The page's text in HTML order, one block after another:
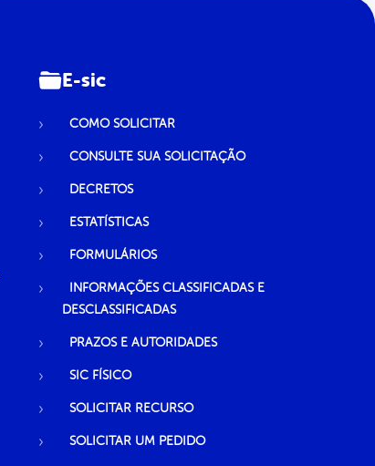
E-sic
COMO SOLICITAR
CONSULTE SUA SOLICITAÇÃO
DECRETOS
ESTATÍSTICAS
FORMULÁRIOS
INFORMAÇÕES CLASSIFICADAS E
DESCLASSIFICADAS
PRAZOS E AUTORIDADES
SIC FÍSICO
SOLICITAR RECURSO
SOLICITAR UM PEDIDO